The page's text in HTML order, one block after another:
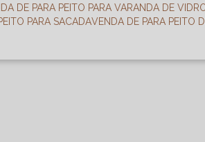
DE PARA PEITO PARA VARANDA DE
PARA SACADA
VENDA DE PARA PEITO